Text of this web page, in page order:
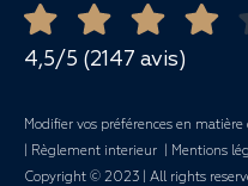
Demande de devis
Mariages
4,5/5 (2147 avis)
Modifier vos préférences en matière
Règlement interieur Mentions
Copyright © 2023 | All rights